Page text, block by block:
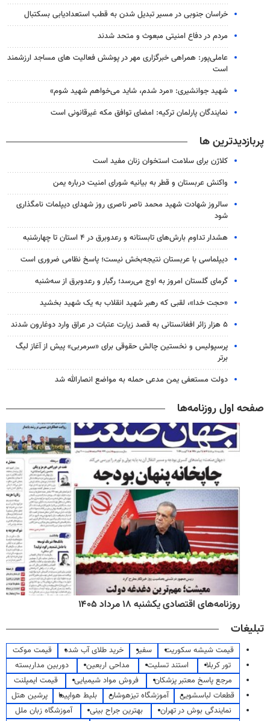
خراسان جنوبی در مسیر تبدیل شدن به قطب استعدادیابی بسکتبال
مردم در دفاع امنیتی مبعوث و متحد شدند
عاملی‌پور: همراهی خبرگزاری مهر در پوشش فعالیت های مساجد ارزشمند
است
شهید جوانشیری: «مرد شدم، شاید می‌خواهم شهید شوم»
نمایندگان پارلمان ترکیه: امضای توافق مکه غیرقانونی است
پربازدیدترین ها
کلاژن برای سلامت استخوان زنان مفید است
واکنش عربستان و قطر به بیانیه شورای امنیت درباره یمن
سالروز شهادت شهید محمد ناصر ناصری روز شهدای دیپلمات نامگذاری
شود
هشدار تداوم بارش‌های تابستانه و رعدوبرق در ۴ استان تا چهارشنبه
دیپلماسی با عربستان نتیجه‌بخش نیست؛ پاسخ نظامی ضروری است
گرمای گلستان امروز به اوج می‌رسد؛ رگبار و رعدوبرق از سه‌شنبه
«حجت خدا»، لقبی که رهبر شهید انقلاب به یک شهید بخشید
۵ هزار زائر افغانستانی به قصد زیارت عتبات در عراق وارد دوغارون شدند
پرسپولیس و نخستین چالش حقوقی برای «سرمربی» پیش از آغاز لیگ
برتر
دولت مستعفی یمن مدعی حمله به مواضع انصارالله شد
صفحه اول روزنامه‌ها
روزنامه‌های اقتصادی یکشنبه ۱۸ مرداد ۱۴۰۵
تبلیغات
قیمت شیشه سکوریت سفیر خرید طلای آب شده
قیمت موکت
تور کربلا
استند تسلیت مداحی اربعین
دوربین مداربسته
مرجع پاسخ معتبر پزشکان
فروش مواد شیمیایی
قیمت ایمپلنت
قطعات لباسشویی
آموزشگاه تیزهوشان بلیط هواپیما
پرشین هتل
نمایندگی بوش در تهران
بهترین جراح بینی
آموزشگاه زبان ملل